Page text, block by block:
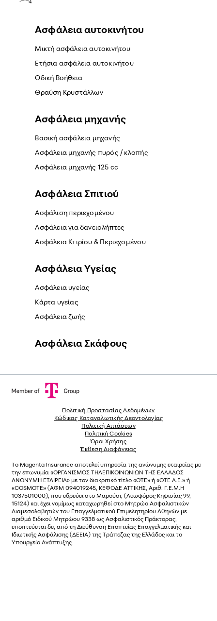
Ασφάλεια αυτοκινήτου
Μικτή ασφάλεια αυτοκινήτου
Ετήσια ασφάλεια αυτοκινήτου
Οδική Βοήθεια
Θραύση Κρυστάλλων
Ασφάλεια μηχανής
Βασική ασφάλεια μηχανής
Ασφάλεια μηχανής πυρός / κλοπής
Ασφάλεια μηχανής 125 cc
Ασφάλεια Σπιτιού
Ασφάλιση περιεχομένου
Ασφάλεια για δανειολήπτες
Ασφάλεια Κτιρίου & Περιεχομένου
Ασφάλεια Yγείας
Ασφάλεια υγείας
Κάρτα υγείας
Ασφάλεια ζωής
Ασφάλεια Σκάφους
Πολιτική Προστασίας Δεδομένων
Κώδικας Καταναλωτικής Δεοντολογίας
Πολιτική Αιτιάσεων
Πολιτική Cookies
Όροι Χρήσης
Έκθεση Διαφάνειας
Το Magenta Insurance αποτελεί υπηρεσία της ανώνυµης εταιρείας µε
την επωνυµία «ΟΡΓΑΝΙΣΜΟΣ ΤΗΛΕΠΙΚΟΙΝΩΝΙΩΝ ΤΗΣ ΕΛΛΑΔΟΣ
ΑΝΩΝΥΜΗ ΕΤΑΙΡΕΙΑ» µε τον διακριτικό τίτλο «OTE» ή «ΟΤΕ Α.Ε.» ή
«COSMOTE» (ΑΦΜ 094019245, ΚΕΦΟΔΕ ΑΤΤΙΚΗΣ, Αριθ. Γ.Ε.Μ.Η
1037501000), που εδρεύει στο Μαρούσι, (Λεωφόρος Κηφισίας 99,
15124) και έχει νοµίµως καταχωρηθεί στο Μητρώο Ασφαλιστικών
Διαµεσολαβητών του Επαγγελµατικού Επιµελητηρίου Αθηνών µε
αριθµό Ειδικού Μητρώου 9338 ως Ασφαλιστικός Πράκτορας,
εποπτεύεται δε, από τη Διεύθυνση Εποπτείας Επαγγελματικής και
Ιδιωτικής Ασφάλισης (ΔΕΕΙΑ) της Τράπεζας της Ελλάδος και το
Υπουργείο Ανάπτυξης.